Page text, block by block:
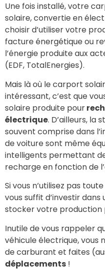
Une fois installé, votre
solaire, convertie en
choisir d’utiliser votre
facture énergétique ou
l’énergie produite aux
(EDF, TotalEnergies).
Mais là où le carport
intéressant, c’est que
solaire produite pour
électrique. D’ailleurs, la
souvent comprise dans
de voiture sont même
intelligents permettant
recharge en fonction de
Si vous n’utilisez pas
vous suffit d’investir
stocker votre production
Inutile de vous rappeler
véhicule électrique, vous
de carburant et faites
déplacements !